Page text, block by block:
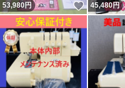
53,980円 いいね！
45,480円